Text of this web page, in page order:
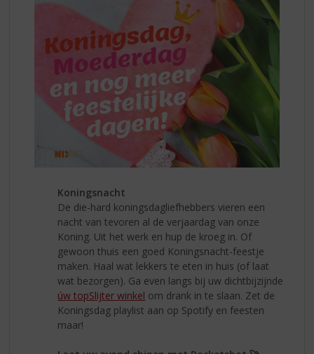
Koningsnacht
De die-hard koningsdagliefhebbers vieren een
nacht van tevoren al de verjaardag van onze
Koning. Uit het werk en hup de kroeg in. Of
gewoon thuis een goed Koningsnacht-feestje
maken. Haal wat lekkers te eten in huis (of laat
wat bezorgen). Ga even langs bij uw dichtbijzijnde
úw topSlijter winkel om drank in te slaan. Zet de
Koningsdag playlist aan op Spotify en feesten
maar!